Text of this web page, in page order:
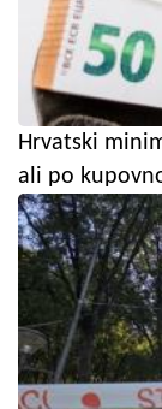
Hrvatski
ali po